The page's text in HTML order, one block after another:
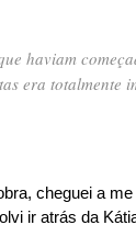
haviam
era totalmente
cheguei a
ir atrás da